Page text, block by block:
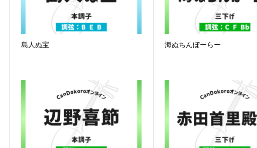
島人ぬ宝 海ぬちんぼーらー